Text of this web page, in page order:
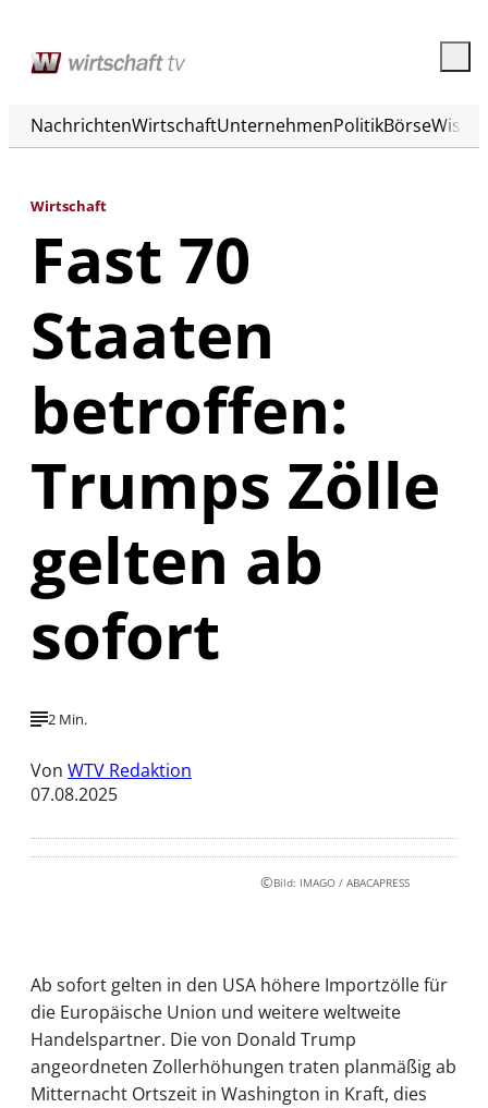
NachrichtenWirtschaftUnternehmenPolitikBörse
Wirtschaft
Fast 70
Staaten
betroffen:
Trumps Zölle
gelten ab
sofort
2 Min.
Von WTV Redaktion
07.08.2025
©Bild: IMAGO / ABACAPRESS
Ab sofort gelten in den USA höhere Importzölle für
die Europäische Union und weitere weltweite
Handelspartner. Die von Donald Trump
angeordneten Zollerhöhungen traten planmäßig ab
Mitternacht Ortszeit in Washington in Kraft, dies